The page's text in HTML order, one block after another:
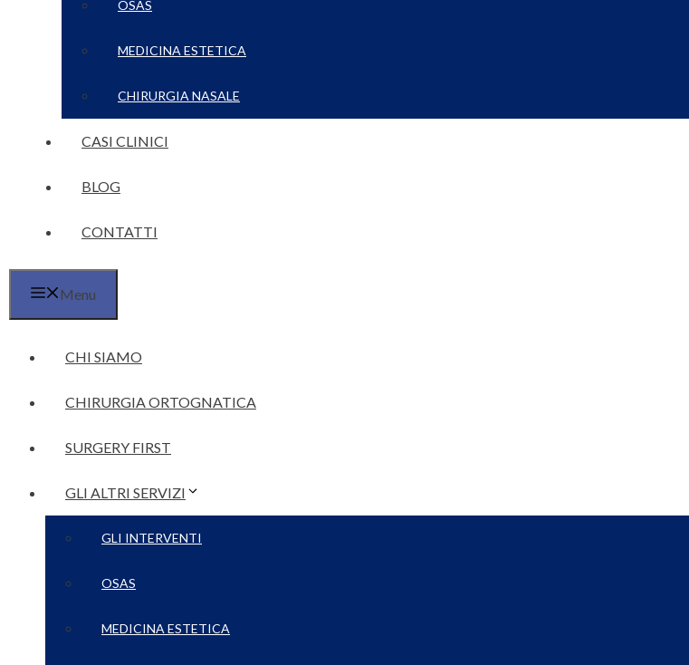
OSAS
MEDICINA ESTETICA
CHIRURGIA NASALE
CASI CLINICI
BLOG
CONTATTI
Menu
CHI SIAMO
CHIRURGIA ORTOGNATICA
SURGERY FIRST
GLI ALTRI SERVIZI
GLI INTERVENTI
OSAS
MEDICINA ESTETICA